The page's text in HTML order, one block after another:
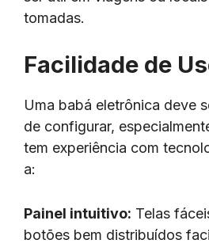
tomadas.
Facilidade de
Uma babá eletrônica deve
de configurar,
tem experiência com
a:
Painel intuitivo: Telas
botões bem distribuídos